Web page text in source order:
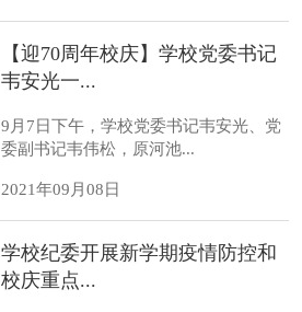
【迎70周年校庆】学校党委书记
韦安光一...
9月7日下午，学校党委书记韦安光、党
委副书记韦伟松，原河池...
2021年09月08日
学校纪委开展新学期疫情防控和
校庆重点...